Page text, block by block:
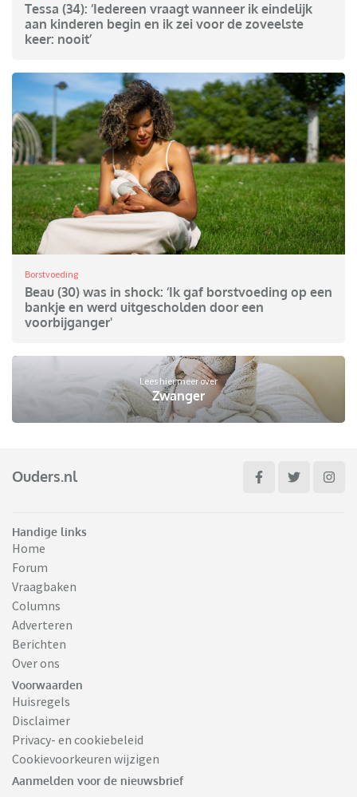
Tessa (34): ‘Iedereen vraagt wanneer ik eindelijk
aan kinderen begin en ik zei voor de zoveelste
keer: nooit’
Borstvoeding
Beau (30) was in shock: ‘Ik gaf borstvoeding op een
bankje en werd uitgescholden door een
voorbijganger'
Lees hier meer over
Zwanger
Ouders.nl
Handige links
Home
Forum
Vraagbaken
Columns
Adverteren
Berichten
Over ons
Voorwaarden
Huisregels
Disclaimer
Privacy- en cookiebeleid
Cookievoorkeuren wijzigen
Aanmelden voor de nieuwsbrief